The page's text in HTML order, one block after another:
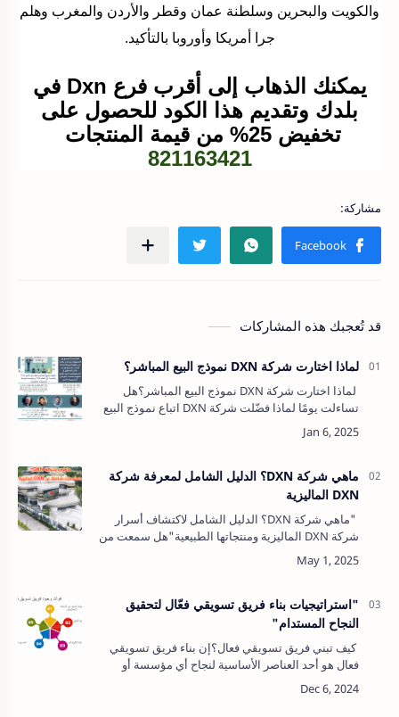
والكويت والبحرين وسلطنة عمان وقطر والأردن والمغرب وهلم
جرا أمريكا وأوروبا بالتأكيد.
يمكنك الذهاب إلى أقرب فرع Dxn في
بلدك وتقديم هذا الكود للحصول على
تخفيض 25% من قيمة المنتجات
821163421
قد تُعجبك هذه المشاركات
لماذا اختارت شركة DXN نموذج البيع المباشر؟
لماذا اختارت شركة DXN نموذج البيع المباشر؟هل
تساءلت يومًا لماذا فضّلت شركة DXN اتباع نموذج البيع
المباشر بدلاً من الطرق التقليدية؟ في الحقيقة، هذا
القرار لم يكن عشوائيًا، بل …
ماهي شركة DXN؟ الدليل الشامل لمعرفة شركة
DXN الماليزية
"ماهي شركة DXN؟ الدليل الشامل لاكتشاف أسرار
شركة DXN الماليزية ومنتجاتها الطبيعية"هل سمعت من
أسلوب حياة صحي ومنتجات طبيعية تعز…
"استراتيجيات بناء فريق تسويقي فعّال لتحقيق
النجاح المستدام"
كيف تبني فريق تسويقي فعال؟إن بناء فريق تسويقي
فعال هو أحد العناصر الأساسية لنجاح أي مؤسسة أو
شركة. فالتسويق يعدّ القوة الدافعة لزيادة المبيعات،
تحسين سمعة العلامة التجارية، و…